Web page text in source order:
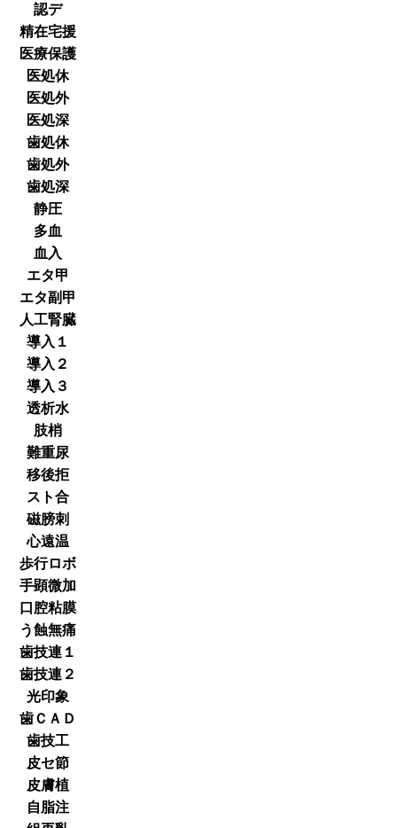
認デ
精在宅援
医療保護
医処休
医処外
医処深
歯処休
歯処外
歯処深
静圧
多血
血入
エタ甲
エタ副甲
人工腎臓
導入１
導入２
導入３
透析水
肢梢
難重尿
移後拒
スト合
磁膀刺
心遠温
歩行ロボ
手顕微加
口腔粘膜
う蝕無痛
歯技連１
歯技連２
光印象
歯ＣＡＤ
歯技工
皮セ節
皮膚植
自脂注